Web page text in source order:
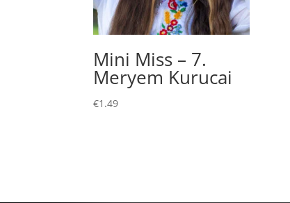
Mini Miss – 7.
Meryem Kurucai
€1.49